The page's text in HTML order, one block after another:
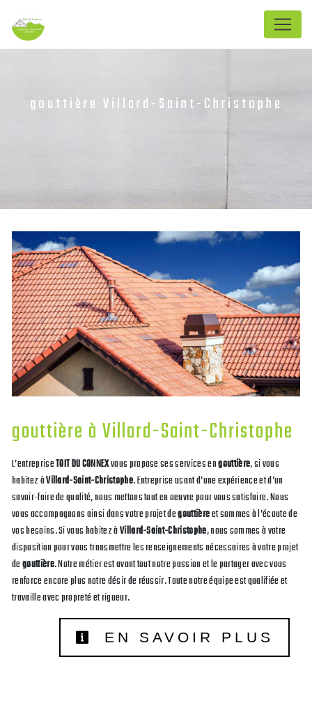
gouttière Villard-Saint-Christophe
gouttière à Villard-Saint-Christophe
L’entrepriseTOIT DU CONNEXvous propose ses services engouttière, si vous
habitez àVillard-Saint-Christophe. Entreprise usant d’une expérience et d’un
savoir-faire de qualité, nous mettons tout en oeuvre pour vous satisfaire. Nous
vous accompagnons ainsi dans votre projet degouttièreet sommes à l’écoute de
vos besoins. Si vous habitez àVillard-Saint-Christophe, nous sommes à votre
disposition pour vous transmettre les renseignements nécessaires à votre projet
degouttière. Notre métier est avant tout notre passion et le partager avec vous
renforce encore plus notre désir de réussir. Toute notre équipe est qualifiée et
travaille avec propreté et rigueur.
EN SAVOIR PLUS